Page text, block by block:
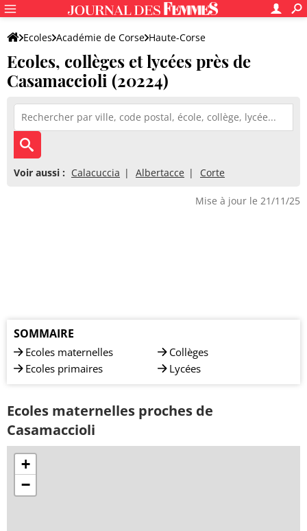
Ecoles Académie de Corse Haute-Corse
Ecoles, collèges et lycées près de
Casamaccioli (20224)
Voir aussi : Calacuccia Albertacce Corte
Mise à jour le 21/11/25
SOMMAIRE
Ecoles maternelles
Ecoles primaires
Collèges
Lycées
Ecoles maternelles proches de
Casamaccioli
+
−